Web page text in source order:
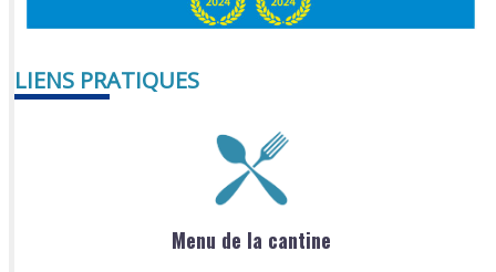
LIENS PRATIQUES
Menu de la cantine